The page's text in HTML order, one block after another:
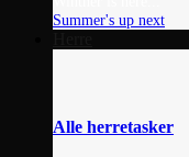
Summer's up next
Alle herretasker